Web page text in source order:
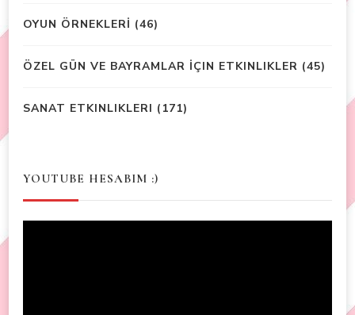
OYUN ÖRNEKLERİ (46)
ÖZEL GÜN VE BAYRAMLAR İÇIN ETKINLIKLER (45)
SANAT ETKINLIKLERI (171)
YOUTUBE HESABIM :)